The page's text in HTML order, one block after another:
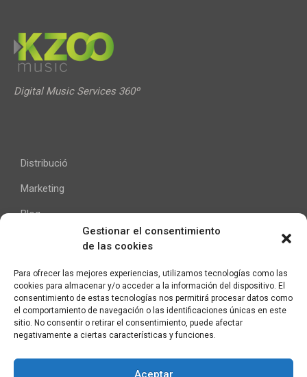
Gestionar el consentimiento
de las cookies
Para ofrecer las mejores experiencias, utilizamos tecnologías como las
cookies para almacenar y/o acceder a la información del dispositivo. El
consentimiento de estas tecnologías nos permitirá procesar datos como
el comportamiento de navegación o las identificaciones únicas en este
sitio. No consentir o retirar el consentimiento, puede afectar
negativamente a ciertas características y funciones.
Aceptar
Digital Music Services 360º
Distribució
Marketing
Blog
Ajuda
Contacte
Avís Legal